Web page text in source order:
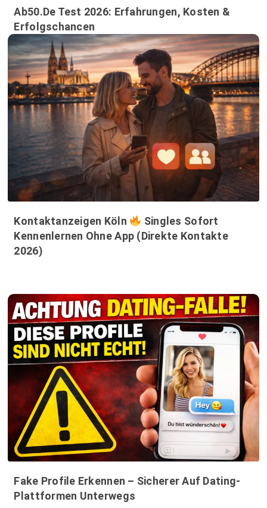
Ab50.de Test 2026: Erfahrungen, Kosten &
Erfolgschancen
Kontaktanzeigen Köln
Singles Sofort
Kennenlernen Ohne App (Direkte Kontakte
2026)
Fake Profile Erkennen – Sicherer Auf Dating-
Plattformen Unterwegs